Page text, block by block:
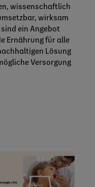
wissenschaftlich
wirksam
ein Angebot
Ernährung für alle
Lösung
Versorgung